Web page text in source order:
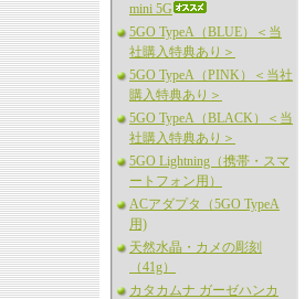
mini 5G
5GO TypeA（BLUE）＜当
社購入特典あり＞
5GO TypeA（PINK）＜当社
購入特典あり＞
5GO TypeA（BLACK）＜当
社購入特典あり＞
5GO Lightning（携帯・スマ
ートフォン用）
ACアダプタ（5GO TypeA
用)
天然水晶・カメの彫刻
（41g）
カタカムナ ガーゼハンカ